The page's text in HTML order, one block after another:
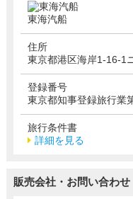
東海汽船
住所
東京都港区海岸1-16-1
登録番号
東京都知事登録旅行業
旅行条件書
詳細を見る
販売会社・お問い合わせ